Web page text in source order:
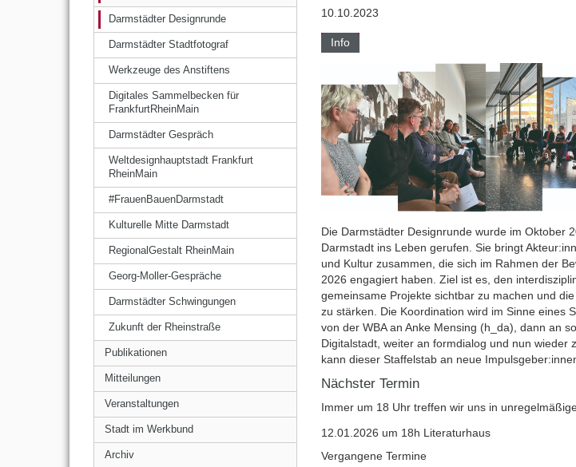
Darmstädter Designrunde
Darmstädter Stadtfotograf
Werkzeuge des Anstiftens
Digitales Sammelbecken für
FrankfurtRheinMain
Darmstädter Gespräch
Weltdesignhauptstadt Frankfurt
RheinMain
#FrauenBauenDarmstadt
Kulturelle Mitte Darmstadt
RegionalGestalt RheinMain
Georg-Moller-Gespräche
Darmstädter Schwingungen
Zukunft der Rheinstraße
Publikationen
Mitteilungen
Veranstaltungen
Stadt im Werkbund
Archiv
10.10.2023
Info
Die Darmstädter Designrunde wurde im Oktober
Darmstadt ins Leben gerufen. Sie bringt
und Kultur zusammen, die sich im Rahmen der
2026 engagiert haben. Ziel ist es, den
gemeinsame Projekte sichtbar zu machen und
zu stärken. Die Koordination wird im Sinne eines
von der WBA an Anke Mensing (h_da), dann an
Digitalstadt, weiter an formdialog und nun wieder
kann dieser Staffelstab an neue
Nächster Termin
Immer um 18 Uhr treffen wir uns in
12.01.2026 um 18h Literaturhaus
Vergangene Termine